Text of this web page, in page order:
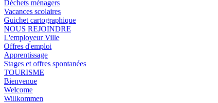
Déchets ménagers
Vacances scolaires
Guichet cartographique
NOUS REJOINDRE
L'employeur Ville
Offres d'emploi
Apprentissage
Stages et offres spontanées
TOURISME
Bienvenue
Welcome
Willkommen